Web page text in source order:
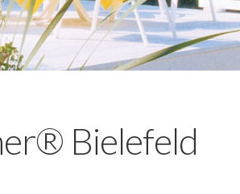
Bielefeld